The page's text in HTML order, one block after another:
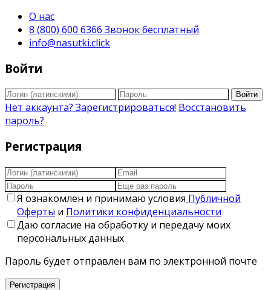
О нас
8 (800) 600 6366 Звонок бесплатный
info@nasutki.click
Войти
Войти
Нет аккаунта? Зарегистрироваться! Восстановить
пароль?
Регистрация
Я ознакомлен и принимаю условия Публичной
Оферты и Политики конфиденциальности
Даю согласие на обработку и передачу моих
персональных данных
Пароль будет отправлен вам по электронной почте
Регистрация